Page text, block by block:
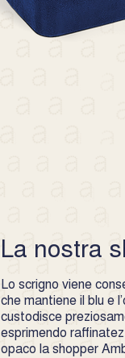
Lo scrigno viene
che mantiene il blu e
custodisce
esprimendo
opaco la shopper
La nostra